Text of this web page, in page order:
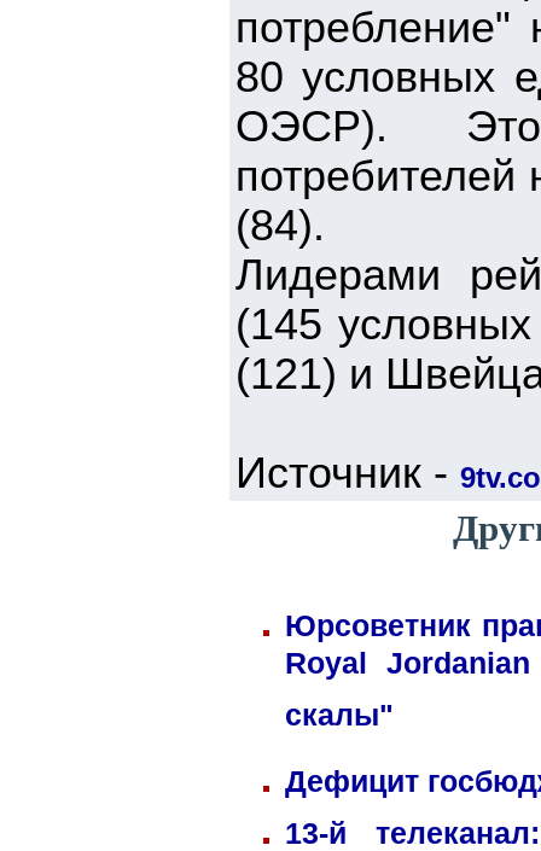
80 условных
ОЭСР). Это
(84).
Лидерами
(145
(121) и
Источник -
Юрсоветник
Royal
скалы"
Дефицит
13-й